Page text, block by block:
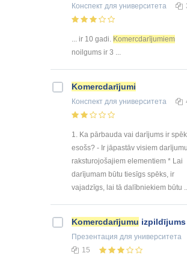
Конспект для университета
... ir 10 gadi. Komercdarījumiem
noilgums ir 3 ...
Komercdarījumi
Конспект для университета
1. Ka pārbauda vai darījums ir
esošs? - Ir jāpastāv visiem darījumu
raksturojošajiem elementiem * Lai
darījumam būtu tiesīgs spēks, ir
vajadzīgs, lai tā dalībniekiem būtu
Komercdarījumu izpildījums
Презентация для университета
15